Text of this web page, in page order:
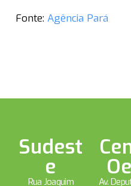
Fonte: Agência Pará
Sudest
e
Rua Joaquim
Av.